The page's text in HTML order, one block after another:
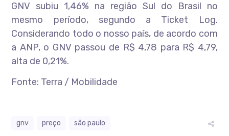
GNV subiu 1,46% na região Sul do Brasil no
mesmo período, segundo a Ticket Log.
Considerando todo o nosso país, de acordo com
a ANP, o GNV passou de R$ 4,78 para R$ 4,79,
alta de 0,21%.
Fonte: Terra / Mobilidade
gnv preço são paulo